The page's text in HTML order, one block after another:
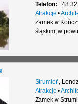
Telefon: +48
Atrakcje •
Zamek w
śląskim, w
Strumień,
Atrakcje •
Zamek w